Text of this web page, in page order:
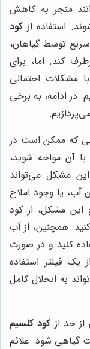
منجر به کاهش
استفاده از کود
توسط گیاهان،
کند. اما، برای
مشکلات احتمالی
در ادامه، به برخی
که ممکن است در
با آن مواجه شوید،
مشکل می‌تواند
آب، یا وجود املاح
این مشکل، از کود
همچنین، از آب
کنید و در صورت
یک فیلتر استفاده
به انحلال کامل
حد از کود کلسیم
گیاهی شود. علائم